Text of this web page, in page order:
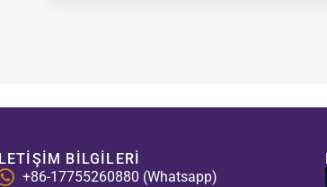
İLETIŞIM BILGILERI
+86-17755260880 (Whatsapp)